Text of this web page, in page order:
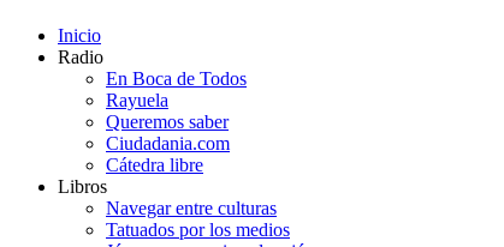
Inicio
Radio
En Boca de Todos
Rayuela
Queremos saber
Ciudadania.com
Cátedra libre
Libros
Navegar entre culturas
Tatuados por los medios